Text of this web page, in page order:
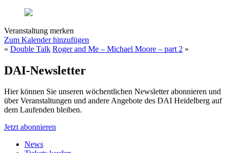
Veranstaltung merken
Zum Kalender hinzufügen
« Double Talk Roger and Me – Michael Moore – part 2 »
DAI-Newsletter
Hier können Sie unseren wöchentlichen Newsletter abonnieren und
über Veranstaltungen und andere Angebote des DAI Heidelberg auf
dem Laufenden bleiben.
Jetzt abonnieren
News